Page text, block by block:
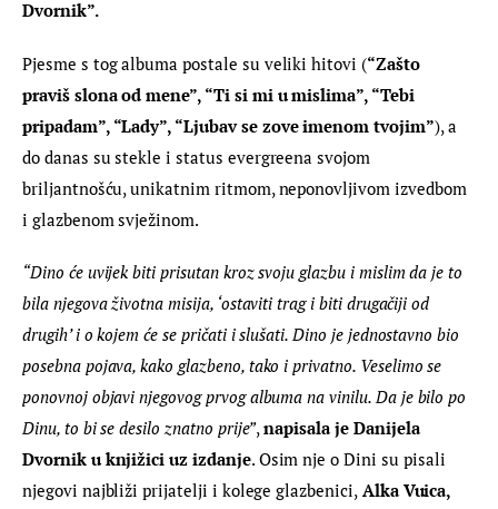
Dvornik”.
Pjesme s tog albuma postale su veliki hitovi (“Zašto
praviš slona od mene”, “Ti si mi u mislima”, “Tebi
pripadam”, “Lady”, “Ljubav se zove imenom tvojim”), a
do danas su stekle i status evergreena svojom
briljantnošću, unikatnim ritmom, neponovljivom izvedbom
i glazbenom svježinom.
“Dino će uvijek biti prisutan kroz svoju glazbu i mislim da je to
bila njegova životna misija, ‘ostaviti trag i biti drugačiji od
drugih’ i o kojem će se pričati i slušati. Dino je jednostavno bio
posebna pojava, kako glazbeno, tako i privatno. Veselimo se
ponovnoj objavi njegovog prvog albuma na vinilu. Da je bilo po
Dinu, to bi se desilo znatno prije”, napisala je Danijela
Dvornik u knjižici uz izdanje. Osim nje o Dini su pisali
njegovi najbliži prijatelji i kolege glazbenici, Alka Vuica,